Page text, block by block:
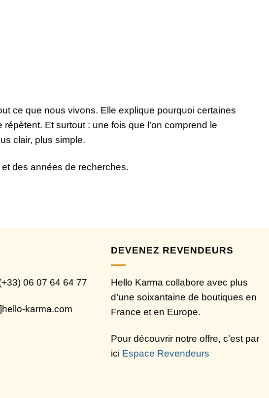
ce que nous vivons. Elle explique pourquoi certaines
Et surtout : une fois que l’on comprend le
clair, plus simple.
des années de recherches.
06 07 64 64 77
karma.com
DEVENEZ REVENDEURS
Hello Karma collabore avec plus
d’une soixantaine de boutiques en
France et en Europe.
Pour découvrir notre offre, c’est par
ici Espace Revendeurs